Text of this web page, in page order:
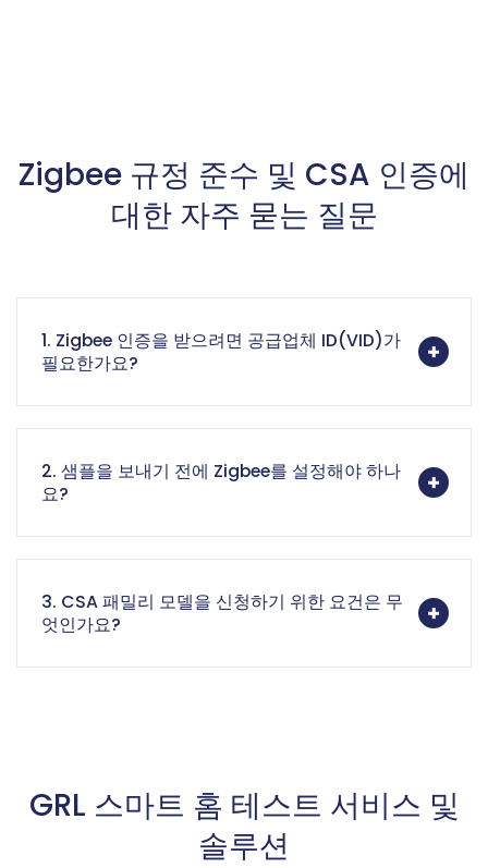
Zigbee 규정 준수 및 CSA 인증에
대한 자주 묻는 질문
1. Zigbee 인증을 받으려면 공급업체 ID(VID)가
필요한가요?
2. 샘플을 보내기 전에 Zigbee를 설정해야 하나
요?
3. CSA 패밀리 모델을 신청하기 위한 요건은 무
엇인가요?
GRL 스마트 홈 테스트 서비스 및
솔루션